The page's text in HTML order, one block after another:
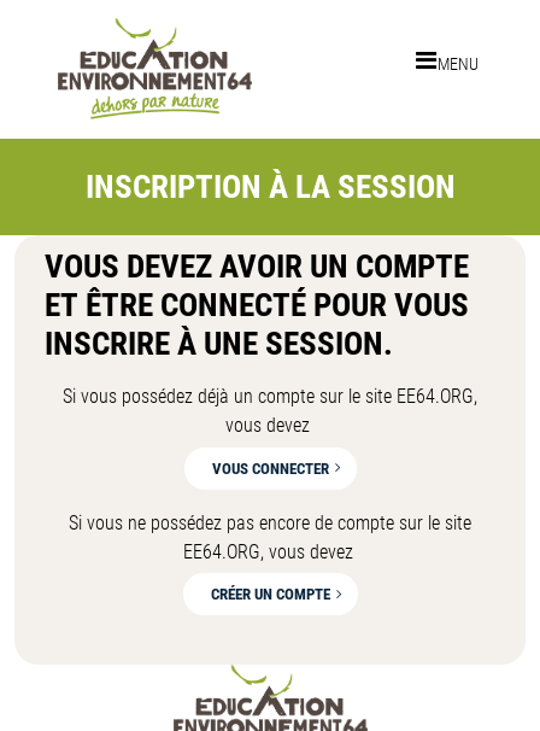
Aller au contenu principal
MENU
INSCRIPTION À LA SESSION
VOUS DEVEZ AVOIR UN COMPTE
ET ÊTRE CONNECTÉ POUR VOUS
INSCRIRE À UNE SESSION.
Si vous possédez déjà un compte sur le site EE64.ORG,
vous devez
VOUS CONNECTER
Si vous ne possédez pas encore de compte sur le site
EE64.ORG, vous devez
CRÉER UN COMPTE